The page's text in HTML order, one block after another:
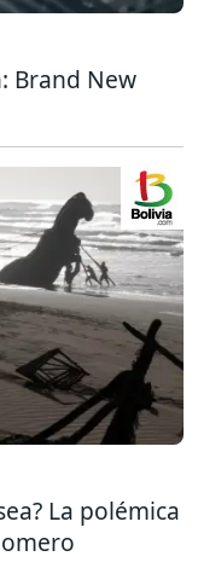
Brand New
La polémica